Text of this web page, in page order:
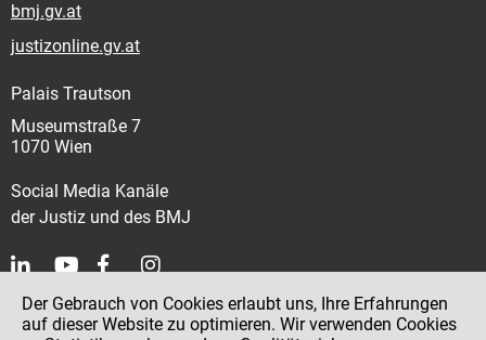
bmj.gv.at
justizonline.gv.at
Palais Trautson
Museumstraße 7
1070 Wien
Social Media Kanäle
der Justiz und des BMJ
Kontakt
Der Gebrauch von Cookies erlaubt uns, Ihre Erfahrungen
auf dieser Website zu optimieren. Wir verwenden Cookies